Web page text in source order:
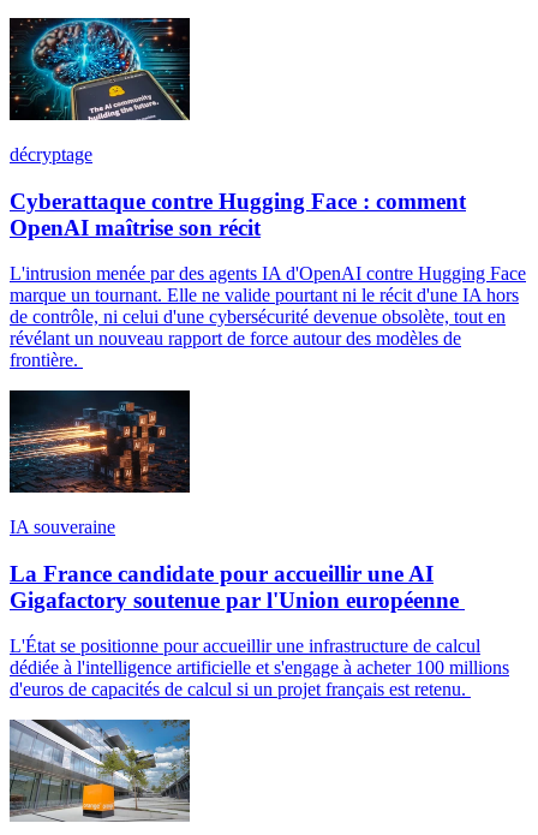
décryptage
Cyberattaque contre Hugging Face : comment
OpenAI maîtrise son récit
L'intrusion menée par des agents IA d'OpenAI contre Hugging Face
marque un tournant. Elle ne valide pourtant ni le récit d'une IA hors
de contrôle, ni celui d'une cybersécurité devenue obsolète, tout en
révélant un nouveau rapport de force autour des modèles de
frontière.
IA souveraine
La France candidate pour accueillir une AI
Gigafactory soutenue par l'Union européenne
L'État se positionne pour accueillir une infrastructure de calcul
dédiée à l'intelligence artificielle et s'engage à acheter 100 millions
d'euros de capacités de calcul si un projet français est retenu.